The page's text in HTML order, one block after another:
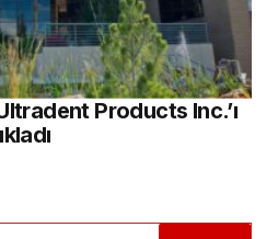
Products Inc.’ı